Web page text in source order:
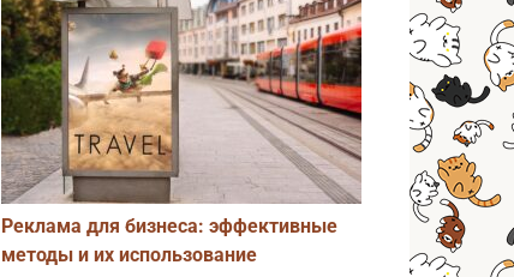
Реклама для бизнеса: эффективные
методы и их использование